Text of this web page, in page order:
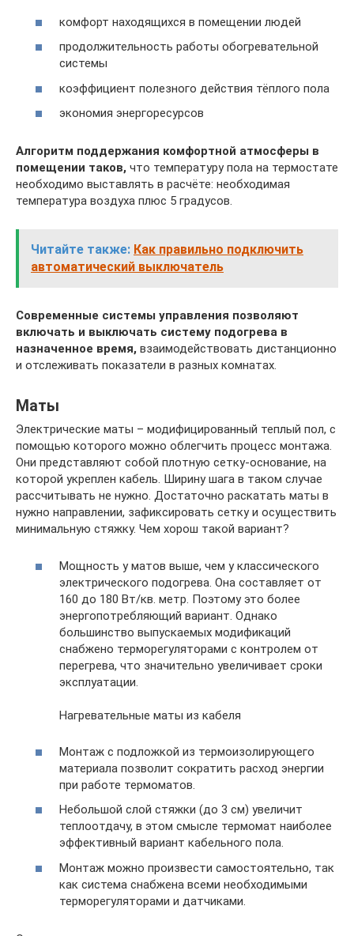
комфорт находящихся в помещении людей
продолжительность работы обогревательной
системы
коэффициент полезного действия тёплого пола
экономия энергоресурсов
Алгоритм поддержания комфортной атмосферы в
помещении таков, что температуру пола на термостате
необходимо выставлять в расчёте: необходимая
температура воздуха плюс 5 градусов.
Читайте также: Как правильно подключить
автоматический выключатель
Современные системы управления позволяют
включать и выключать систему подогрева в
назначенное время, взаимодействовать дистанционно
и отслеживать показатели в разных комнатах.
Маты
Электрические маты – модифицированный теплый пол, с
помощью которого можно облегчить процесс монтажа.
Они представляют собой плотную сетку-основание, на
которой укреплен кабель. Ширину шага в таком случае
рассчитывать не нужно. Достаточно раскатать маты в
нужно направлении, зафиксировать сетку и осуществить
минимальную стяжку. Чем хорош такой вариант?
Мощность у матов выше, чем у классического
электрического подогрева. Она составляет от
160 до 180 Вт/кв. метр. Поэтому это более
энергопотребляющий вариант. Однако
большинство выпускаемых модификаций
снабжено терморегуляторами с контролем от
перегрева, что значительно увеличивает сроки
эксплуатации.
Нагревательные маты из кабеля
Монтаж с подложкой из термоизолирующего
материала позволит сократить расход энергии
при работе термоматов.
Небольшой слой стяжки (до 3 см) увеличит
теплоотдачу, в этом смысле термомат наиболее
эффективный вариант кабельного пола.
Монтаж можно произвести самостоятельно, так
как система снабжена всеми необходимыми
терморегуляторами и датчиками.